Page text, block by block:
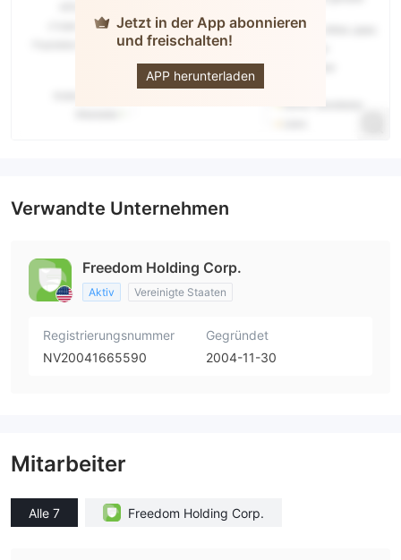
Jetzt in der App abonnieren
und freischalten!
APP herunterladen
FREEDOM
Verwandte Unternehmen
Freedom Holding Corp.
Aktiv Vereinigte Staaten
Registrierungsnummer
NV20041665590
Gegründet
2004-11-30
Mitarbeiter
Alle 7 Freedom Holding Corp.